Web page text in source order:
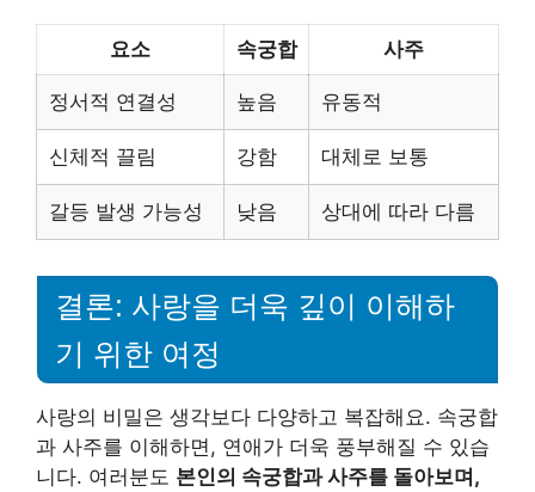
요소 속궁합 사주
정서적 연결성 높음 유동적
신체적 끌림 강함 대체로 보통
갈등 발생 가능성 낮음 상대에 따라 다름
결론: 사랑을 더욱 깊이 이해하
기 위한 여정
사랑의 비밀은 생각보다 다양하고 복잡해요. 속궁합
과 사주를 이해하면, 연애가 더욱 풍부해질 수 있습
니다. 여러분도 본인의 속궁합과 사주를 돌아보며,